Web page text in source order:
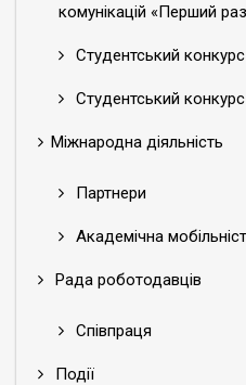
комунікацій «Перший
Студентський
Студентський
Міжнародна діяльність
Партнери
Академічна
Рада роботодавців
Співпраця
Події